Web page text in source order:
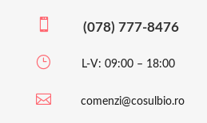
 (078) 777-8476
} L-V: 09:00 – 18:00
 comenzi@cosulbio.ro